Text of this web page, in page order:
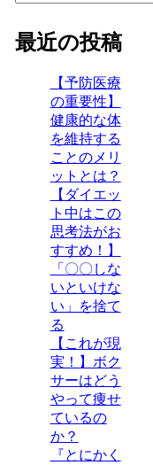
最近の投稿
【予防医療
の重要性】
健康的な体
を維持する
ことのメリ
ットとは？
【ダイエッ
ト中はこの
思考法がお
すすめ！】
「〇〇しな
いといけな
い」を捨て
る
【これが現
実！】ボク
サーはどう
やって痩せ
ているの
か？
『とにかく